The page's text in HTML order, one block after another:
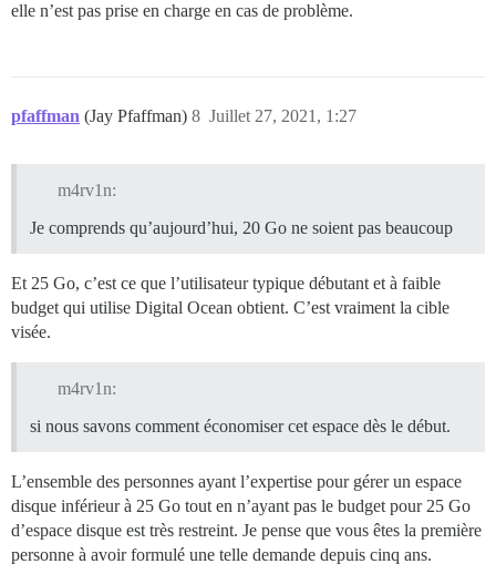
elle n’est pas prise en charge en cas de problème.
pfaffman (Jay Pfaffman) Juillet 27, 2021, 1:27
8
m4rv1n:
Je comprends qu’aujourd’hui, 20 Go ne soient pas beaucoup
Et 25 Go, c’est ce que l’utilisateur typique débutant et à faible
budget qui utilise Digital Ocean obtient. C’est vraiment la cible
visée.
m4rv1n:
si nous savons comment économiser cet espace dès le début.
L’ensemble des personnes ayant l’expertise pour gérer un espace
disque inférieur à 25 Go tout en n’ayant pas le budget pour 25 Go
d’espace disque est très restreint. Je pense que vous êtes la première
personne à avoir formulé une telle demande depuis cinq ans.